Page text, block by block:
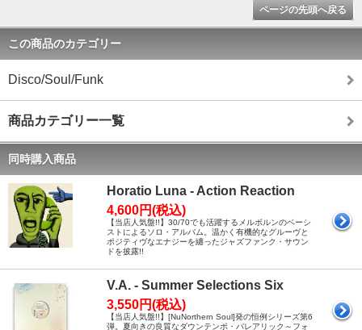
ページの先頭へ戻る
この商品のカテゴリー
Disco/Soul/Funk
商品カテゴリー一覧
同時購入商品
Horatio Luna - Action Reaction
4,600円(税込)
【当店人気盤!!】30/70でも活躍するメルボルンのベーシ
ストによるソロ・アルバム。温かく有機的なグルーヴと
ポジティヴなエナジーを纏ったジャズファンク・サウン
ドを披露!!
V.A. - Summer Selections Six
3,550円(税込)
【当店人気盤!!】[NuNorthern Soul]発の恒例シリーズ第6
弾。夏向きの良質なダウンテンポ・バレアリック～フォ